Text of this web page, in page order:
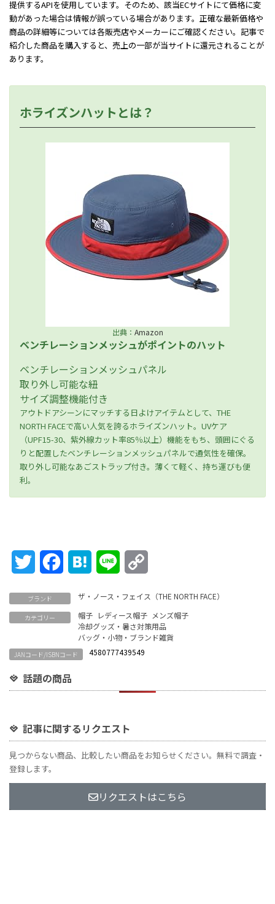
提供するAPIを使用しています。そのため、該当ECサイトにて価格に変
動があった場合は情報が誤っている場合があります。正確な最新価格や
商品の詳細等については各販売店やメーカーにご確認ください。記事で
紹介した商品を購入すると、売上の一部が当サイトに還元されることが
あります。
ホライズンハットとは？
出典： Amazon
ベンチレーションメッシュがポイントのハット
ベンチレーションメッシュパネル
取り外し可能な紐
サイズ調整機能付き
アウトドアシーンにマッチする日よけアイテムとして、THE
NORTH FACEで高い人気を誇るホライズンハット。UVケア
（UPF15-30、紫外線カット率85％以上）機能をもち、頭囲にぐる
りと配置したベンチレーションメッシュパネルで通気性を確保。
取り外し可能なあごストラップ付き。薄くて軽く、持ち運びも便
利。
Twitter FacebookHatena Line
ブランド ザ・ノース・フェイス（THE NORTH FACE）
カテゴリー 帽子 レディース帽子 メンズ帽子
冷却グッズ・暑さ対策用品
バッグ・小物・ブランド雑貨
JANコード/ISBNコード 4580777439549
話題の商品
記事に関するリクエスト
見つからない商品、比較したい商品をお知らせください。無料で調査・
登録します。
リクエストはこちら